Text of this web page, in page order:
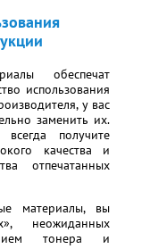
обеспечат
использования
у вас
заменить их.
получите
качества и
отпечатанных
материалы, вы
неожиданных
тонера и